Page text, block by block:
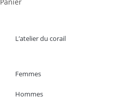
L’atelier du corail
Femmes
Hommes